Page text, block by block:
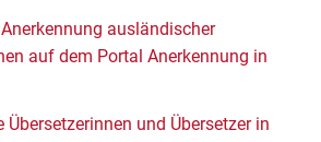
ausländischer
auf dem Portal Anerkennung in
und Übersetzer in